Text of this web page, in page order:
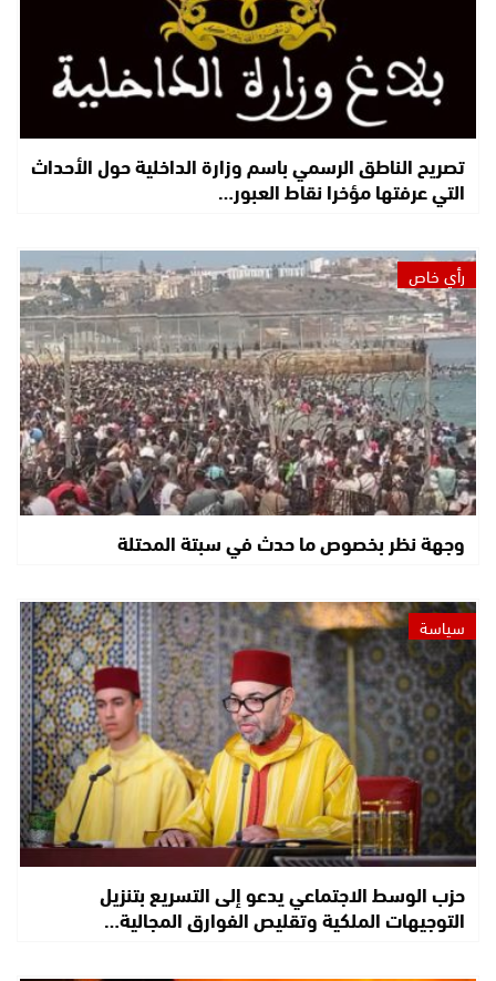
تصريح الناطق الرسمي باسم وزارة الداخلية حول الأحداث
التي عرفتها مؤخرا نقاط العبور…
رأي خاص
وجهة نظر بخصوص ما حدث في سبتة المحتلة
سياسة
حزب الوسط الاجتماعي يدعو إلى التسريع بتنزيل
التوجيهات الملكية وتقليص الفوارق المجالية…